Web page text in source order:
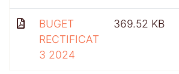
BUGET
RECTIFICAT
3 2024
369.52 KB